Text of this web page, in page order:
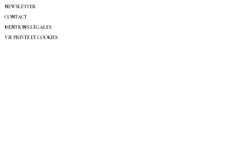
NEWSLETTER
CONTACT
MENTIONS LÉGALES
VIE PRIVÉE ET COOKIES